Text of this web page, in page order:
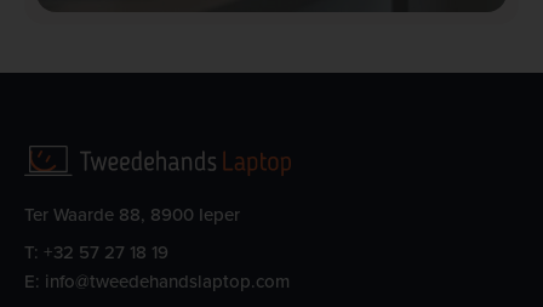
Ter Waarde 88, 8900 Ieper
T: +32 57 27 18 19
E: info@tweedehandslaptop.com